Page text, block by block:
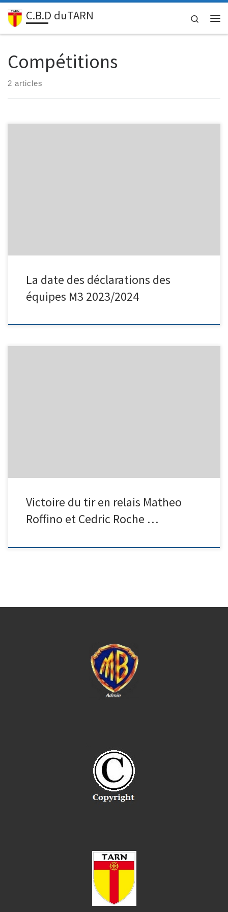
Passer au contenu
C.B.D duTARN
Search
Compétitions
2 articles
La date des déclarations des
équipes M3 2023/2024
Victoire du tir en relais Matheo
Roffino et Cedric Roche …